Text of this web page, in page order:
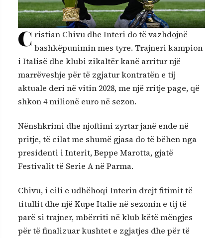
Cristian Chivu dhe Interi do të vazhdojnë
bashkëpunimin mes tyre. Trajneri kampion
i Italisë dhe klubi zikaltër kanë arritur një
marrëveshje për të zgjatur kontratën e tij
aktuale deri në vitin 2028, me një rritje page, që
shkon 4 milionë euro në sezon.
Nënshkrimi dhe njoftimi zyrtar janë ende në
pritje, të cilat me shumë gjasa do të bëhen nga
presidenti i Interit, Beppe Marotta, gjatë
Festivalit të Serie A në Parma.
Chivu, i cili e udhëhoqi Interin drejt fitimit të
titullit dhe një Kupe Italie në sezonin e tij të
parë si trajner, mbërriti në klub këtë mëngjes
për të finalizuar kushtet e zgjatjes dhe për të